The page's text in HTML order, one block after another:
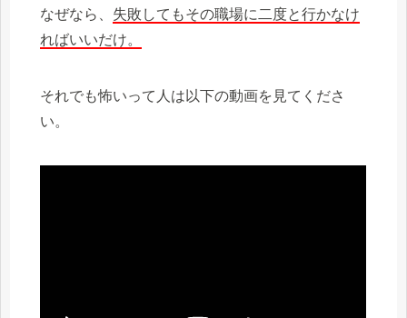
なぜなら、 失敗してもその職場に二度と行かなけ
ればいいだけ。
それでも怖いって人は以下の動画を見てくださ
い。